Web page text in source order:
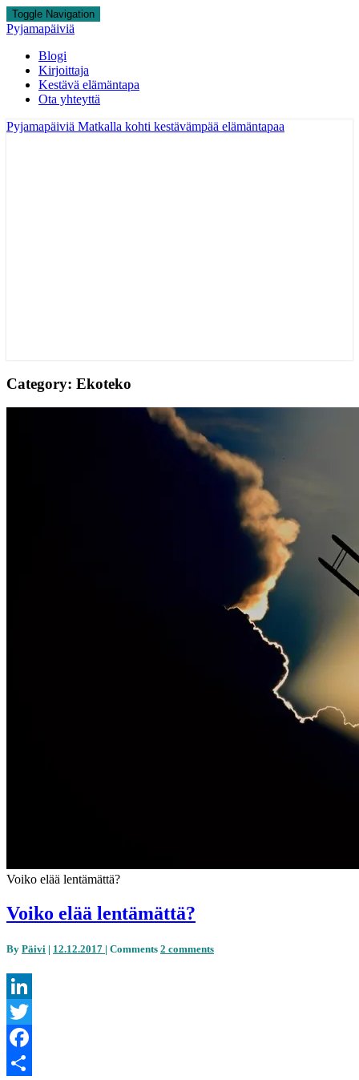
Toggle Navigation
Pyjamapäiviä
Blogi
Kirjoittaja
Kestävä elämäntapa
Ota yhteyttä
Pyjamapäiviä Matkalla kohti kestävämpää elämäntapaa
Category: Ekoteko
Voiko elää lentämättä?
Voiko elää lentämättä?
By Päivi | 12.12.2017 | Comments 2 comments
LinkedIn
Twitter
Facebook